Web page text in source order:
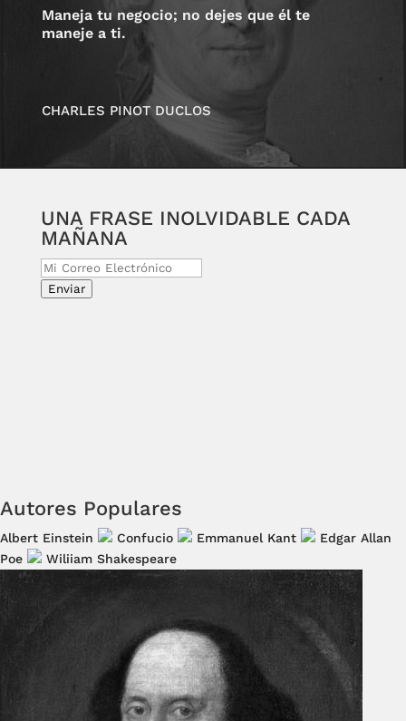
Maneja tu negocio; no dejes que él te
maneje a ti.
CHARLES PINOT DUCLOS
UNA FRASE INOLVIDABLE CADA
MAÑANA
Enviar
Autores Populares
Albert Einstein Confucio Emmanuel Kant
Edgar Allan
Poe
Wiliiam Shakespeare